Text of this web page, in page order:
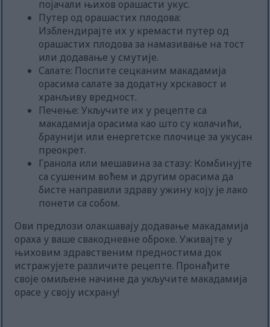
појачали њихов орашасти укус.
Путер од орашастих плодова:
Изблендирајте их у кремасти путер од
орашастих плодова за намазивање на тост
или додавање у смутије.
Салате: Поспите сецканим макадамија
орасима салате за додатну хрскавост и
хранљиву вредност.
Печење: Укључите их у рецепте са
макадамија орасима као што су колачићи,
браунији или енергетске плочице за укусан
преокрет.
Гранола или мешавина за стазу: Комбинујте
са сушеним воћем и другим орасима да
бисте направили здраву ужину коју је лако
понети са собом.
Ови предлози олакшавају додавање макадамија
ораха у ваше свакодневне оброке. Уживајте у
њиховим здравственим предностима док
истражујете различите рецепте. Пронађите
своје омиљене начине да укључите макадамија
орасе у своју исхрану!